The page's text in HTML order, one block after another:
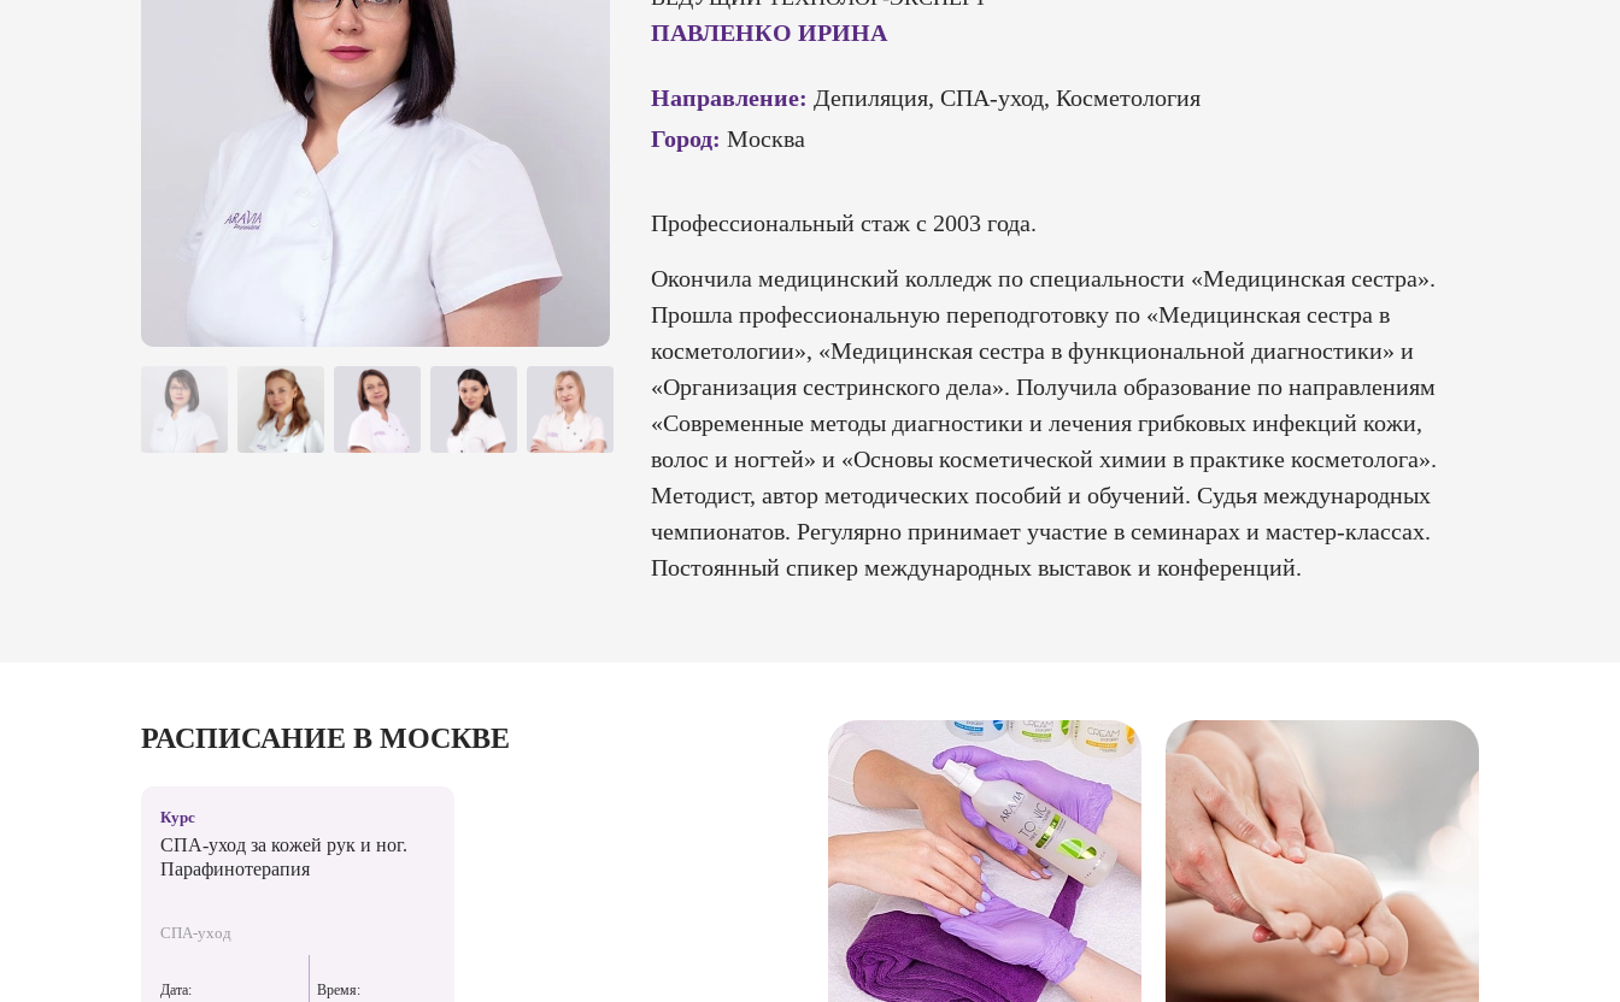
ПАВЛЕНКО ИРИНА
Направление: Депиляция, СПА-уход, Косметология
Город: Москва
Профессиональный стаж с 2003 года.
Окончила медицинский колледж по специальности «Медицинская сестра».
Прошла профессиональную переподготовку по «Медицинская сестра в
косметологии», «Медицинская сестра в функциональной диагностики» и
«Организация сестринского дела». Получила образование по направлениям
«Современные методы диагностики и лечения грибковых инфекций кожи,
волос и ногтей» и «Основы косметической химии в практике косметолога».
Методист, автор методических пособий и обучений. Судья международных
чемпионатов. Регулярно принимает участие в семинарах и мастер-классах.
Постоянный спикер международных выставок и конференций.
РАСПИСАНИЕ В МОСКВЕ
Курс
СПА-уход за кожей рук и ног.
Парафинотерапия
СПА-уход
Дата:
Время: